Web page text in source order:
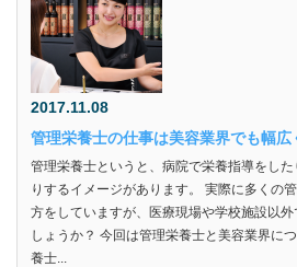
2017.11.08
管理栄養士の仕事は美容業界でも幅広
管理栄養士というと、病院で栄養指導をし
りするイメージがあります。 実際に多くの
方をしていますが、医療現場や学校施設以
しょうか？ 今回は管理栄養士と美容業界に
養士...